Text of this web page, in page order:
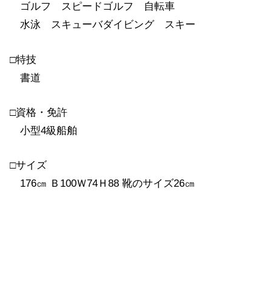
ゴルフ スピードゴルフ 自転車
水泳 スキューバダイビング スキー
□特技
書道
□資格・免許
小型4級船舶
□サイズ
176㎝ Ｂ100Ｗ74Ｈ88 靴のサイズ26㎝